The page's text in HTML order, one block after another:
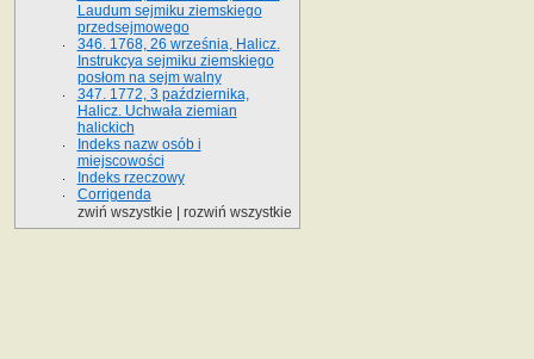
Laudum sejmiku ziemskiego
przedsejmowego
346. 1768, 26 września, Halicz.
Instrukcya sejmiku ziemskiego
posłom na sejm walny
347. 1772, 3 października,
Halicz. Uchwała ziemian
halickich
Indeks nazw osób i
miejscowości
Indeks rzeczowy
Corrigenda
zwiń wszystkie
rozwiń wszystkie